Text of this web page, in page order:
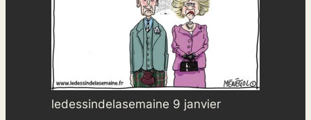
ledessindelasemaine 9 janvier